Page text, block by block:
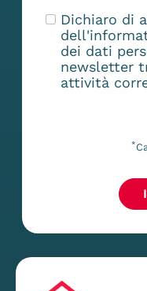
Dichiaro di
dell'
dei dati
newsletter
attività
*